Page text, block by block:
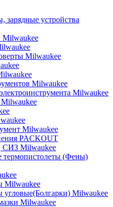
зарядные устройства
Milwaukee
Milwaukee
Milwaukee
Milwaukee
Milwaukee
PACKOUT
СИЗ Milwaukee
термопистолеты (Фены)
Milwaukee
Milwaukee